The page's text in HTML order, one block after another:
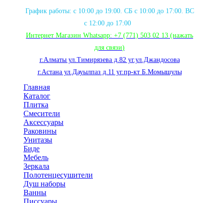
График работы: с 10:00 до 19:00. СБ с 10:00 до 17:00. ВС
с 12:00 до 17:00
Интернет Магазин Whatsapp: +7 (771) 503 02 13 (нажать
для связи)
г.Алматы ул.Тимирязева д.82 уг.ул.Джандосова
г.Астана ул.Дауылпаз д.11 уг.пр-кт Б.Момышулы
Главная
Каталог
Плитка
Смесители
Аксессуары
Раковины
Унитазы
Биде
Мебель
Зеркала
Полотенцесушители
Душ наборы
Ванны
Писсуары